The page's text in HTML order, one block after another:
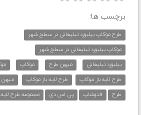
برچسب ها:
طرح موکاپ بیلبورد تبلیغاتی در سطح شهر
موکاپ بیلبورد تبلیغاتی در سطح شهر
بیلبورد تبلیغاتی
میهن طرح موکاپ
طرح لایه باز موکاپ
طرح لایه باز موکاپ میهن
طرح
فتوشاپ پی اس دی مجموعه طرح لایه